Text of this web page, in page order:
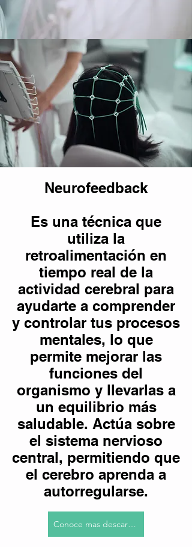
Neurofeedback
Es una técnica que
utiliza la
retroalimentación en
tiempo real de la
actividad cerebral para
ayudarte a comprender
y controlar tus procesos
mentales, lo que
permite mejorar las
funciones del
organismo y llevarlas a
un equilibrio más
saludable. Actúa sobre
el sistema nervioso
central, permitiendo que
el cerebro aprenda a
autorregularse.
Conoce mas descarga el PDF